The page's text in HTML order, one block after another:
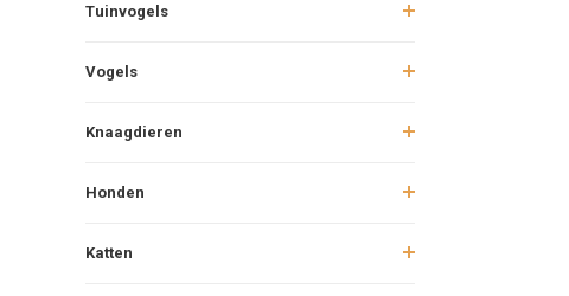
Tuinvogels
Vogels
Knaagdieren
Honden
Katten